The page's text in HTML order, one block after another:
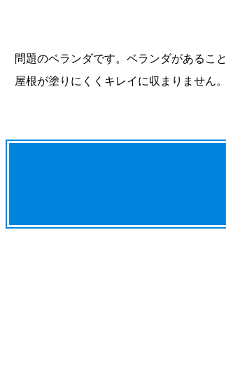
問題のベランダです。ベランダがあるこ
屋根が塗りにくくキレイに収まりません。